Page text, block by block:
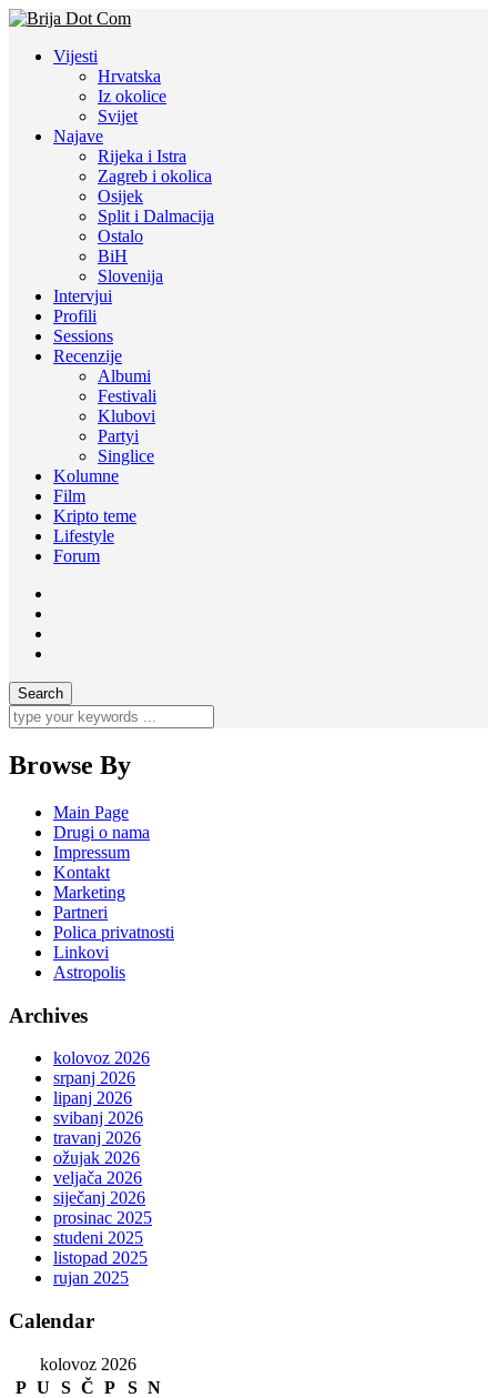
Vijesti
Hrvatska
Iz okolice
Svijet
Najave
Rijeka i Istra
Zagreb i okolica
Osijek
Split i Dalmacija
Ostalo
BiH
Slovenija
Intervjui
Profili
Sessions
Recenzije
Albumi
Festivali
Klubovi
Partyi
Singlice
Kolumne
Film
Kripto teme
Lifestyle
Forum
Browse By
Main Page
Drugi o nama
Impressum
Kontakt
Marketing
Partneri
Polica privatnosti
Linkovi
Astropolis
Archives
kolovoz 2026
srpanj 2026
lipanj 2026
svibanj 2026
travanj 2026
ožujak 2026
veljača 2026
siječanj 2026
prosinac 2025
studeni 2025
listopad 2025
rujan 2025
Calendar
kolovoz 2026
P U S Č P S N